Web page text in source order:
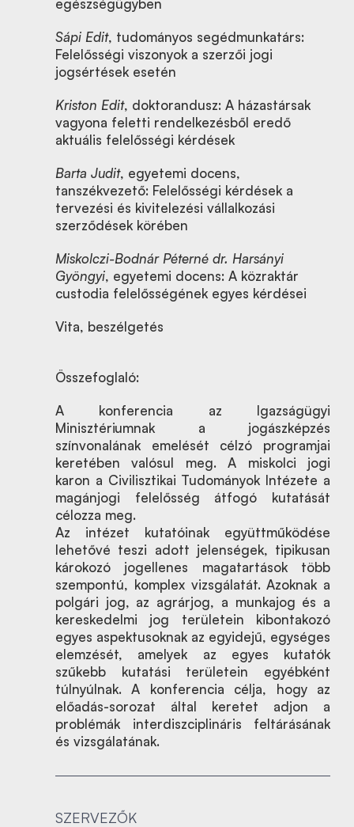
egészségügyben
Sápi Edit, tudományos segédmunkatárs:
Felelősségi viszonyok a szerzői jogi
jogsértések esetén
Kriston Edit, doktorandusz: A házastársak
vagyona feletti rendelkezésből eredő
aktuális felelősségi kérdések
Barta Judit, egyetemi docens,
tanszékvezető: Felelősségi kérdések a
tervezési és kivitelezési vállalkozási
szerződések körében
Miskolczi-Bodnár Péterné dr. Harsányi
Gyöngyi, egyetemi docens: A közraktár
custodia felelősségének egyes kérdései
Vita, beszélgetés
Összefoglaló:
A konferencia az Igazságügyi
Minisztériumnak a jogászképzés
színvonalának emelését célzó programjai
keretében valósul meg. A miskolci jogi
karon a Civilisztikai Tudományok Intézete a
magánjogi felelősség átfogó kutatását
célozza meg.
Az intézet kutatóinak együttműködése
lehetővé teszi adott jelenségek, tipikusan
károkozó jogellenes magatartások több
szempontú, komplex vizsgálatát. Azoknak a
polgári jog, az agrárjog, a munkajog és a
kereskedelmi jog területein kibontakozó
egyes aspektusoknak az egyidejű, egységes
elemzését, amelyek az egyes kutatók
szűkebb kutatási területein egyébként
túlnyúlnak. A konferencia célja, hogy az
előadás-sorozat által keretet adjon a
problémák interdiszciplináris feltárásának
és vizsgálatának.
SZERVEZŐK